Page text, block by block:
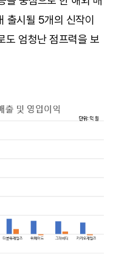
출시될 5개의 신작이
도 엄청난 점프력을 보